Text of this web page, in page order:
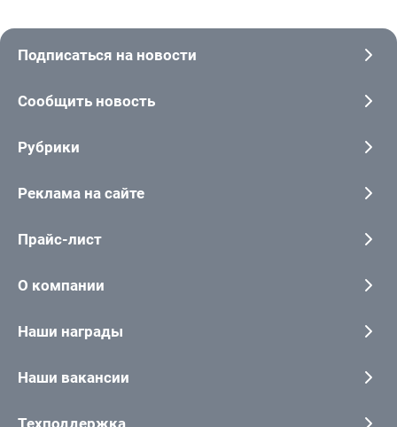
Подписаться на новости
Сообщить новость
Рубрики
Реклама на сайте
Прайс-лист
О компании
Наши награды
Наши вакансии
Техподдержка